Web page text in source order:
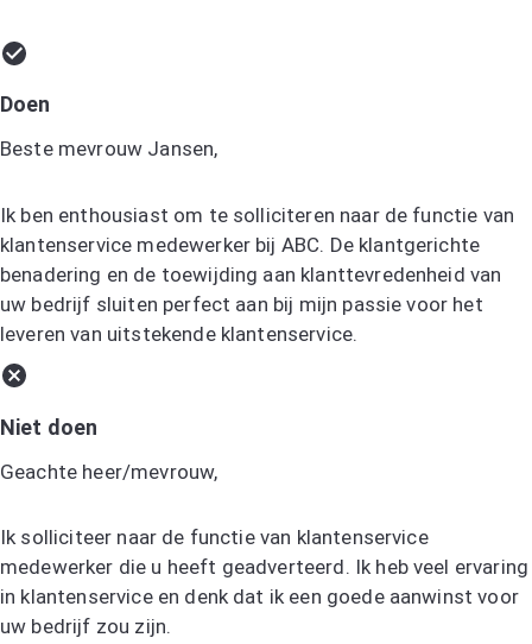
Doen
Beste mevrouw Jansen,
Ik ben enthousiast om te solliciteren naar de functie van
klantenservice medewerker bij ABC. De klantgerichte
benadering en de toewijding aan klanttevredenheid van
uw bedrijf sluiten perfect aan bij mijn passie voor het
leveren van uitstekende klantenservice.
Niet doen
Geachte heer/mevrouw,
Ik solliciteer naar de functie van klantenservice
medewerker die u heeft geadverteerd. Ik heb veel ervaring
in klantenservice en denk dat ik een goede aanwinst voor
uw bedrijf zou zijn.